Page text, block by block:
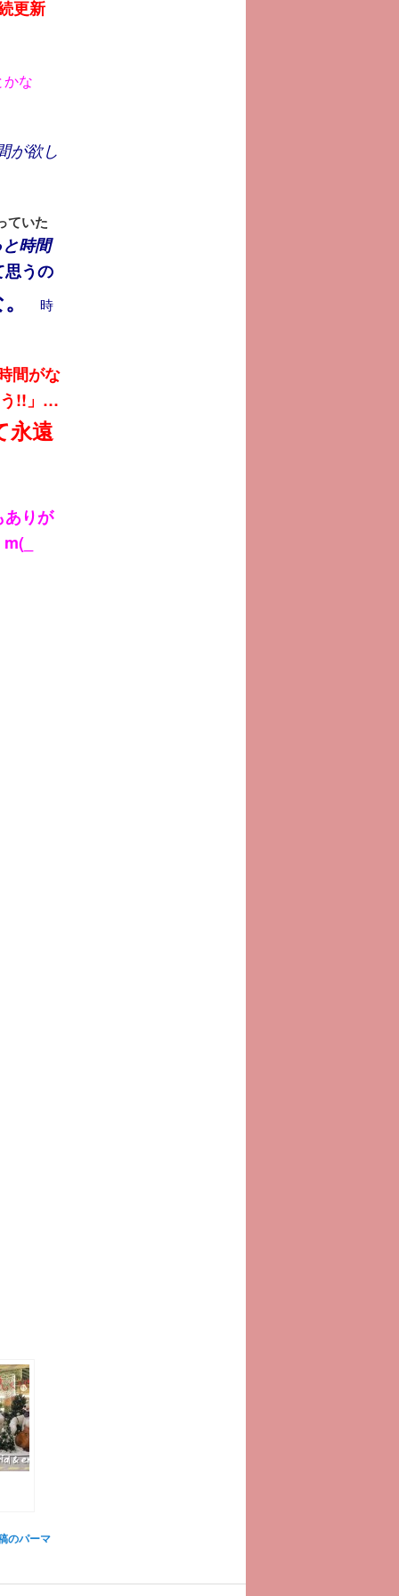
更新
な
が欲し
ていた
時間
思うの
時
間がな
う!!」…
永遠
ありが
のパーマ